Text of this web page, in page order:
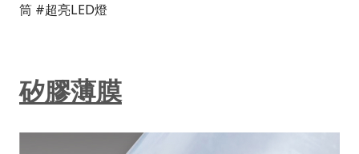
筒 #超亮LED燈
矽膠薄膜